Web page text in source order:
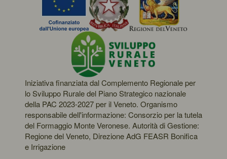
Iniziativa finanziata dal Complemento Regionale per
lo Sviluppo Rurale del Piano Strategico nazionale
della PAC 2023-2027 per il Veneto. Organismo
responsabile dell'informazione: Consorzio per la tutela
del Formaggio Monte Veronese. Autorità di Gestione:
Regione del Veneto, Direzione AdG FEASR Bonifica
e Irrigazione